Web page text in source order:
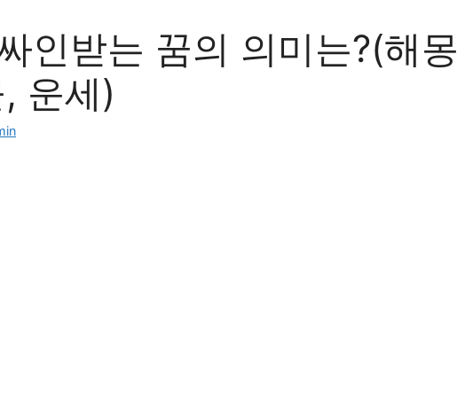
인받는 꿈의 의미는?(해
운세)